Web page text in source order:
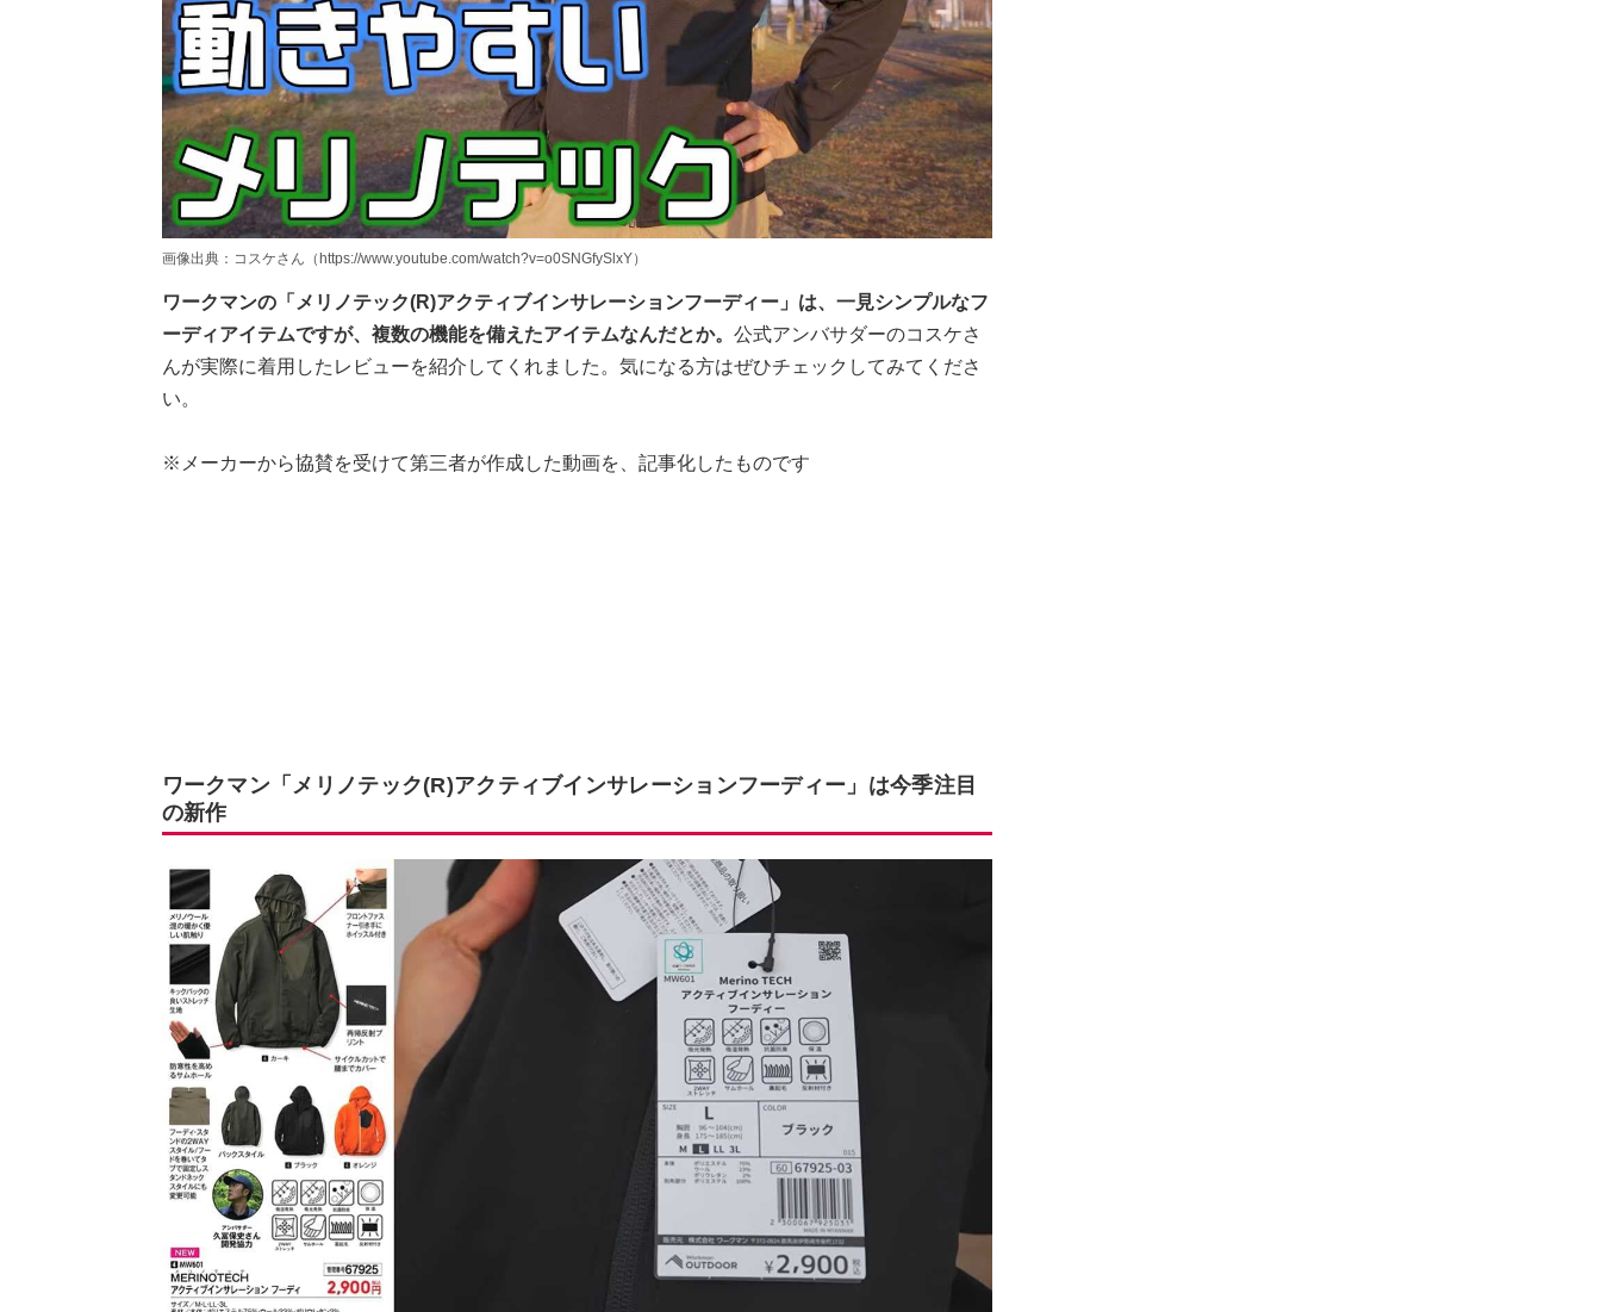
画像出典：コスケさん（https://www.youtube.com/watch?v=o0SNGfySlxY）
ワークマンの「メリノテック(R)アクティブインサレーションフーディー」は、一見シンプルなフ
ーディアイテムですが、複数の機能を備えたアイテムなんだとか。 公式アンバサダーのコスケさ
んが実際に着用したレビューを紹介してくれました。気になる方はぜひチェックしてみてくださ
い。
※メーカーから協賛を受けて第三者が作成した動画を、記事化したものです
ワークマン「メリノテック(R)アクティブインサレーションフーディー」は今季注目
の新作